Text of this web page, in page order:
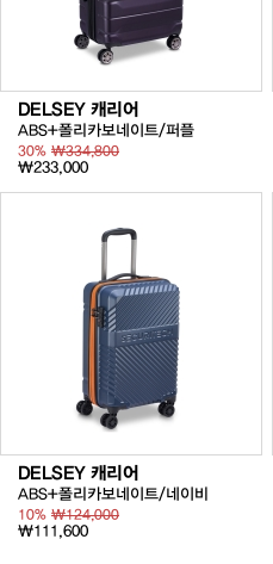
DELSEY 캐리어
ABS+폴리카보네이트/퍼플
30% ₩334,800
₩233,000
DELSEY 캐리어
ABS+폴리카보네이트/네이비
10% ₩124,000
₩111,600